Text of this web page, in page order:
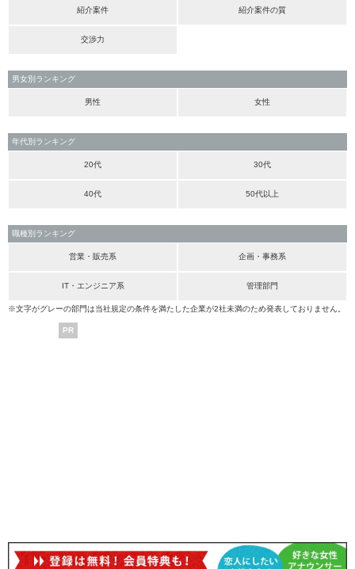
紹介案件 紹介案件の質
交渉力
男女別ランキング
男性 女性
年代別ランキング
20代 30代
40代 50代以上
職種別ランキング
営業・販売系 企画・事務系
IT・エンジニア系 管理部門
※文字がグレーの部門は当社規定の条件を満たした企業が2社未満のため発表しておりません。
PR